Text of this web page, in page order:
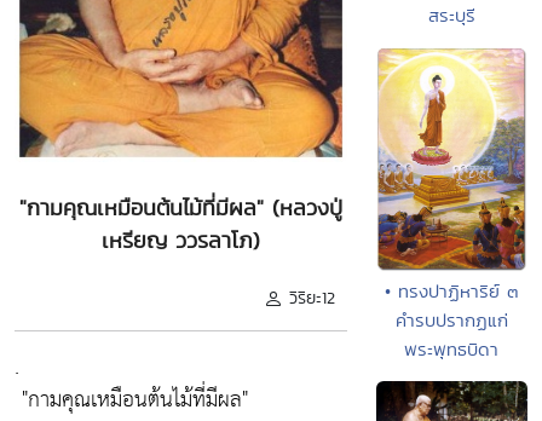
"กามคุณเหมือนต้นไม้ที่มีผล" (หลวงปู่
เหรียญ ววรลาโภ)
วิริยะ12
.
"กามคุณเหมือนต้นไม้ที่มีผล"
สระบุรี
• ทรงปาฏิหาริย์ ๓
คำรบปรากฏแก่
พระพุทธบิดา